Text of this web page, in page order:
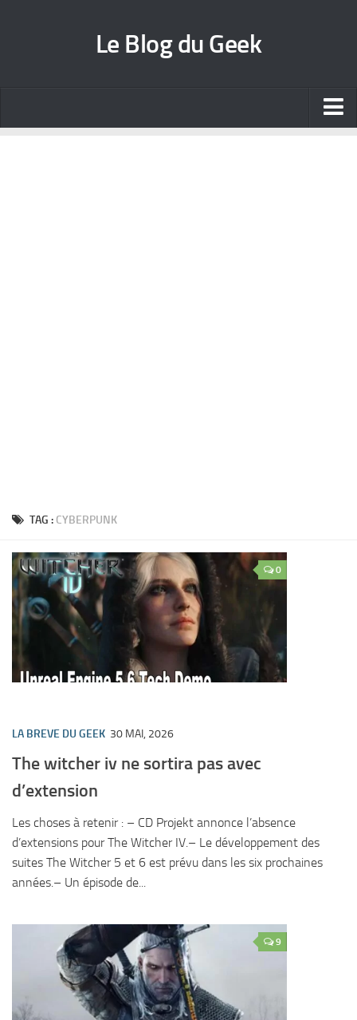
Le Blog du Geek
TAG : CYBERPUNK
0
LA BREVE DU GEEK 30 MAI, 2026
The witcher iv ne sortira pas avec
d’extension
Les choses à retenir : – CD Projekt annonce l’absence
d’extensions pour The Witcher IV.– Le développement des
suites The Witcher 5 et 6 est prévu dans les six prochaines
années.– Un épisode de...
9